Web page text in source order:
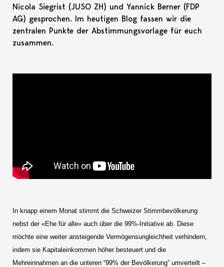
Nicola Siegrist (JUSO ZH) und Yannick Berner (FDP
AG) gesprochen. Im heutigen Blog fassen wir die
zentralen Punkte der Abstimmungsvorlage für euch
zusammen.
In knapp einem Monat stimmt die Schweizer Stimmbevölkerung
nebst der «Ehe für alle» auch über die 99%-Initiative ab. Diese
möchte eine weiter ansteigende Vermögensungleichheit verhindern,
indem sie Kapitaleinkommen höher besteuert und die
Mehreinnahmen an die unteren “99% der Bevölkerung” umverteilt –